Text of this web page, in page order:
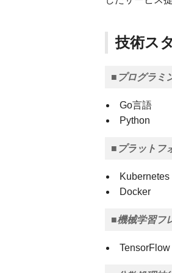
技術ス
■プログラミ
Go言語
Python
■プラットフ
Kubernetes
Docker
■機械学習フ
TensorFlow